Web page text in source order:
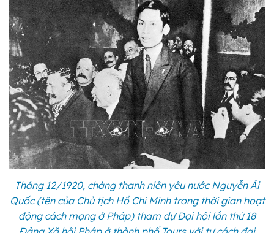
Tháng 12/1920, chàng thanh niên yêu nước Nguyễn Ái
Quốc (tên của Chủ tịch Hồ Chí Minh trong thời gian hoạt
động cách mạng ở Pháp) tham dự Đại hội lần thứ 18